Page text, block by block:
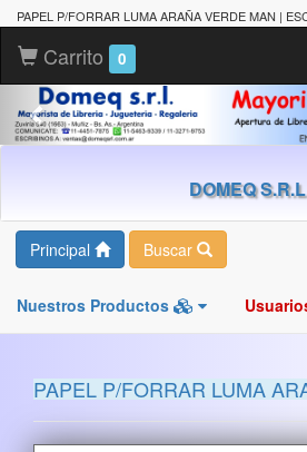
PAPEL P/FORRAR LUMA ARAÑA VERDE MAN |
Carrito 0
DOMEQ
Principal Buscar
Nuestros Productos
PAPEL P/FORRAR LUMA